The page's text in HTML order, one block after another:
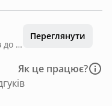
Повне повернення: за 14 днів до дати заїзду
Переглянути
Як це працює?